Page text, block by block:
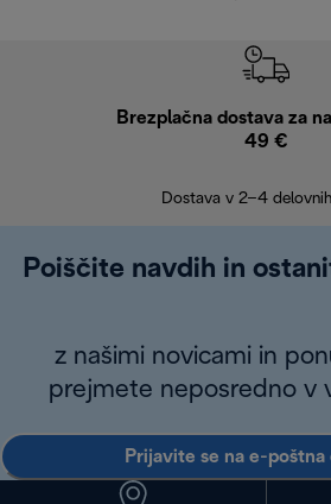
Brezplačna dostava za
49 €
Dostava v 2–4
Poiščite navdih in
z našimi novicami in
prejmete neposredno v
Prijavite se na e-